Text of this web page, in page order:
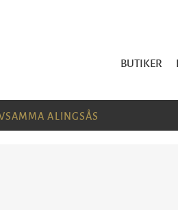
BUTIKER
ALINGSÅS